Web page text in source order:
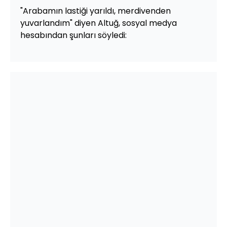
"Arabamın lastiği yarıldı, merdivenden
yuvarlandım" diyen Altuğ, sosyal medya
hesabından şunları söyledi: